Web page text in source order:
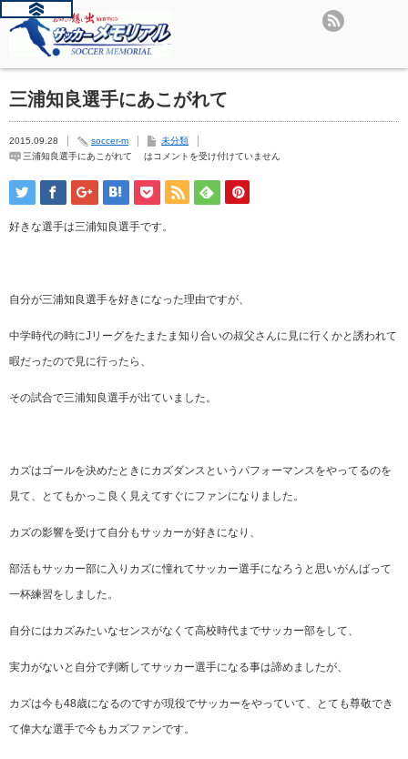
三浦知良選手にあこがれて
2015.09.28 soccer-m
未分類
三浦知良選手にあこがれて はコメントを受け付けていません
好きな選手は三浦知良選手です。
自分が三浦知良選手を好きになった理由ですが、
中学時代の時にJリーグをたまたま知り合いの叔父さんに見に行くかと誘われて
暇だったので見に行ったら、
その試合で三浦知良選手が出ていました。
カズはゴールを決めたときにカズダンスというパフォーマンスをやってるのを
見て、とてもかっこ良く見えてすぐにファンになりました。
カズの影響を受けて自分もサッカーが好きになり、
部活もサッカー部に入りカズに憧れてサッカー選手になろうと思いがんばって
一杯練習をしました。
自分にはカズみたいなセンスがなくて高校時代までサッカー部をして、
実力がないと自分で判断してサッカー選手になる事は諦めましたが、
カズは今も48歳になるのですが現役でサッカーをやっていて、とても尊敬でき
て偉大な選手で今もカズファンです。